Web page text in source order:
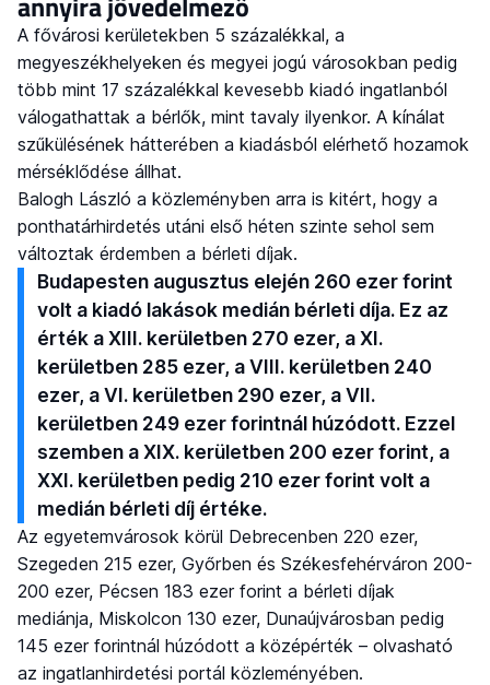
A fővárosi kerületekben 5 százalékkal, a
megyeszékhelyeken és megyei jogú városokban pedig
több mint 17 százalékkal kevesebb kiadó ingatlanból
válogathattak a bérlők, mint tavaly ilyenkor. A kínálat
szűkülésének hátterében a kiadásból elérhető hozamok
mérséklődése állhat.
Balogh László a közleményben arra is kitért, hogy a
ponthatárhirdetés utáni első héten szinte sehol sem
változtak érdemben a bérleti díjak.
Budapesten augusztus elején 260 ezer forint
volt a kiadó lakások medián bérleti díja. Ez az
érték a XIII. kerületben 270 ezer, a XI.
kerületben 285 ezer, a VIII. kerületben 240
ezer, a VI. kerületben 290 ezer, a VII.
kerületben 249 ezer forintnál húzódott. Ezzel
szemben a XIX. kerületben 200 ezer forint, a
XXI. kerületben pedig 210 ezer forint volt a
medián bérleti díj értéke.
Az egyetemvárosok körül Debrecenben 220 ezer,
Szegeden 215 ezer, Győrben és Székesfehérváron 200-
200 ezer, Pécsen 183 ezer forint a bérleti díjak
mediánja, Miskolcon 130 ezer, Dunaújvárosban pedig
145 ezer forintnál húzódott a középérték – olvasható
az ingatlanhirdetési portál közleményében.